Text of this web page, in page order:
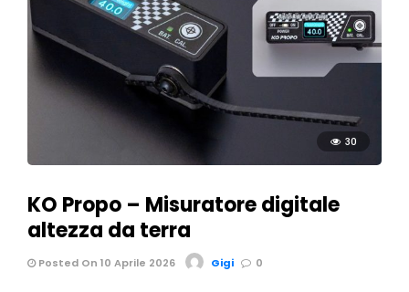
30
KO Propo – Misuratore digitale
altezza da terra
Posted On 10 Aprile 2026 Gigi 0